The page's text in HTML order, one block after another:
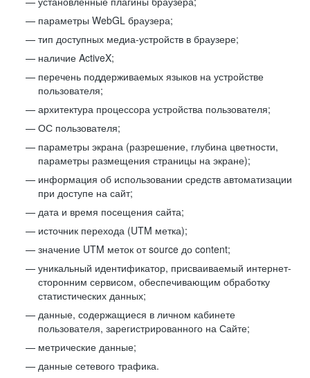
параметры WebGL браузера;
тип доступных медиа-устройств в браузере;
наличие ActiveX;
перечень поддерживаемых языков на устройстве
пользователя;
архитектура процессора устройства пользователя;
ОС пользователя;
параметры экрана (разрешение, глубина цветности,
параметры размещения страницы на экране);
информация об использовании средств автоматизации
при доступе на сайт;
дата и время посещения сайта;
источник перехода (UTM метка);
значение UTM меток от source до content;
уникальный идентификатор, присваиваемый интернет-
сторонним сервисом, обеспечивающим обработку
статистических данных;
данные, содержащиеся в личном кабинете
пользователя, зарегистрированного на Сайте;
метрические данные;
данные сетевого трафика.